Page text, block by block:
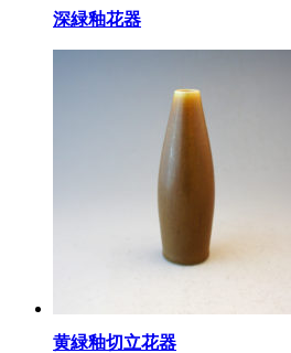
深緑釉花器
黄緑釉切立花器